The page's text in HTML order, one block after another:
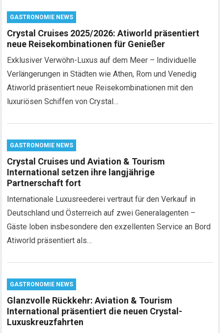
GASTRONOMIE NEWS
Crystal Cruises 2025/2026: Atiworld präsentiert
neue Reisekombinationen für Genießer
Exklusiver Verwöhn-Luxus auf dem Meer – Individuelle
Verlängerungen in Städten wie Athen, Rom und Venedig
Atiworld präsentiert neue Reisekombinationen mit den
luxuriösen Schiffen von Crystal…
GASTRONOMIE NEWS
Crystal Cruises und Aviation & Tourism
International setzen ihre langjährige
Partnerschaft fort
Internationale Luxusreederei vertraut für den Verkauf in
Deutschland und Österreich auf zwei Generalagenten –
Gäste loben insbesondere den exzellenten Service an Bord
Atiworld präsentiert als…
GASTRONOMIE NEWS
Glanzvolle Rückkehr: Aviation & Tourism
International präsentiert die neuen Crystal-
Luxuskreuzfahrten